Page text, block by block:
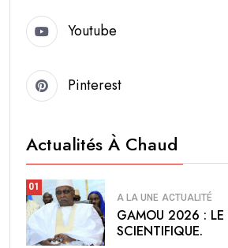
Youtube
Pinterest
Actualités À Chaud
01
A LA UNE ACTUALITÉ
GAMOU 2026 : LE
SCIENTIFIQUE.